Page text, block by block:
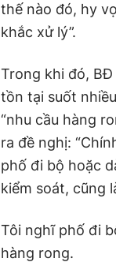
thế nào đó, hy
khắc xử lý”.
Trong khi đó, BĐ
tồn tại suốt
“nhu cầu hàng
ra đề nghị:
phố đi bộ hoặc
kiểm soát, cũng
Tôi nghĩ phố đi
hàng rong.